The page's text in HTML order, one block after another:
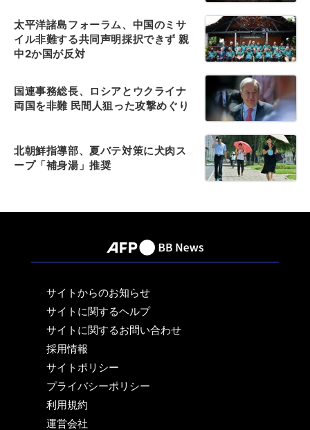
太平洋諸島フォーラム、中国のミサ
イル非難する共同声明採択できず 親
中2か国が反対
国連事務総長、ロシアとウクライナ
両国を非難 民間人狙った攻撃めぐり
北朝鮮指導部、夏バテ対策に犬肉ス
ープ「補身湯」推奨
サイトからのお知らせ
サイトに関するヘルプ
サイトに関するお問い合わせ
採用情報
サイトポリシー
プライバシーポリシー
利用規約
運営会社